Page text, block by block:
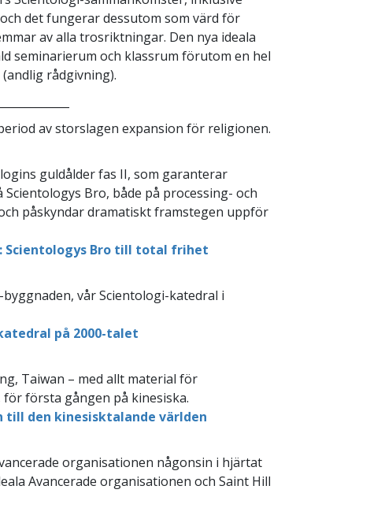
det fungerar dessutom som värd för
av alla trosriktningar. Den nya ideala
seminarierum och klassrum förutom en hel
rådgivning).
av storslagen expansion för religionen.
guldålder fas II, som garanterar
Bro, både på processing- och
påskyndar dramatiskt framstegen uppför
Scientologys Bro till total frihet
vår Scientologi-katedral i
på 2000-talet
Taiwan – med allt material för
första gången på kinesiska.
till den kinesisktalande världen
organisationen någonsin i hjärtat
Avancerade organisationen och Saint Hill